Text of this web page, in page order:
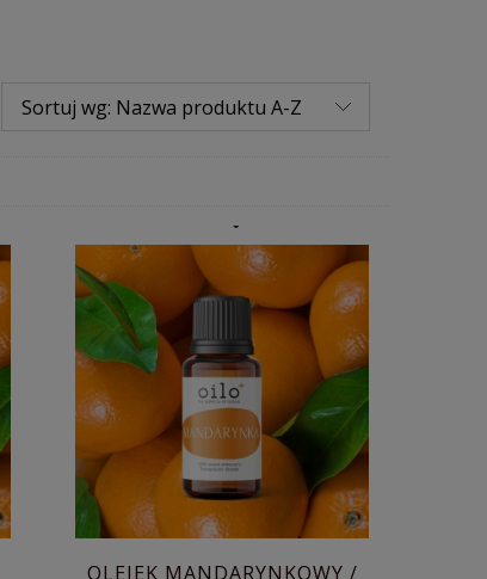
Sortuj wg: Nazwa produktu A-Z
OLEJEK MANDARYNKOWY /